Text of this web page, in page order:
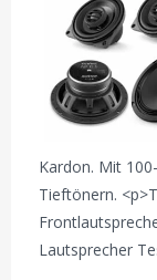
Kardon. Mit
Tieftönern.
Lautsprecher